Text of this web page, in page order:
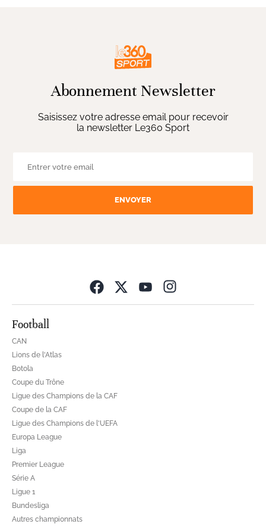
Abonnement Newsletter
Saisissez votre adresse email pour recevoir
la newsletter Le360 Sport
ENVOYER
Football
CAN
Lions de l'Atlas
Botola
Coupe du Trône
Ligue des Champions de la CAF
Coupe de la CAF
Ligue des Champions de l'UEFA
Europa League
Liga
Premier League
Série A
Ligue 1
Bundesliga
Autres championnats